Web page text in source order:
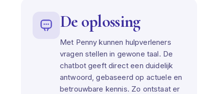
De oplossing
Met Penny kunnen hulpverleners
vragen stellen in gewone taal. De
chatbot geeft direct een duidelijk
antwoord, gebaseerd op actuele en
betrouwbare kennis. Zo ontstaat er